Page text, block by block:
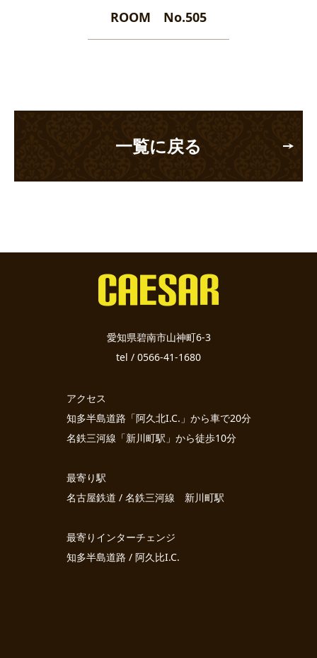
ROOM No.505
一覧に戻る
愛知県碧南市山神町6-3
tel / 0566-41-1680
アクセス
知多半島道路「阿久北I.C.」から車で20分
名鉄三河線「新川町駅」から徒歩10分
最寄り駅
名古屋鉄道 / 名鉄三河線 新川町駅
最寄りインターチェンジ
知多半島道路 / 阿久比I.C.